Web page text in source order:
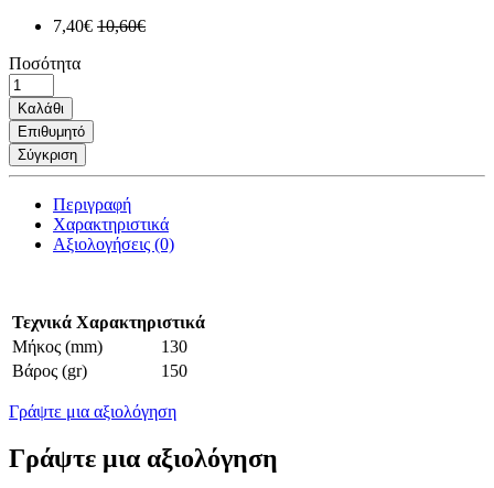
7,40€ 10,60€
Ποσότητα
Καλάθι
Επιθυμητό
Σύγκριση
Περιγραφή
Χαρακτηριστικά
Αξιολογήσεις (0)
Τεχνικά Χαρακτηριστικά
Μήκος (mm)
130
Βάρος (gr)
150
Γράψτε μια αξιολόγηση
Γράψτε μια αξιολόγηση